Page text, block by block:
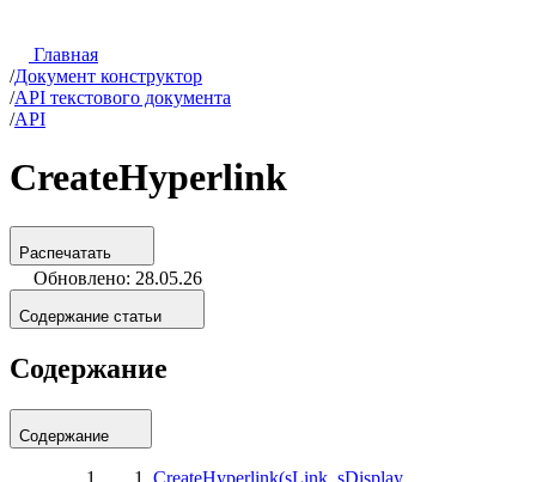
Главная
/Документ конструктор
/API текстового документа
/API
CreateHyperlink
Распечатать
Обновлено: 28.05.26
Содержание статьи
Содержание
Содержание
CreateHyperlink(sLink, sDisplay,